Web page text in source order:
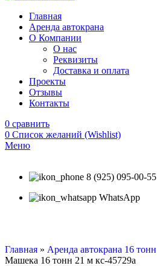
Главная
Аренда автокрана
О Компании
О нас
Реквизиты
Доставка и оплата
Проекты
Отзывы
Контакты
0 сравнить
0 Список желаний (Wishlist)
Меню
8 (925) 095-00-55
WhatsApp
Главная » Аренда автокрана 16 тонн
Машека 16 тонн 21 м кс-45729а